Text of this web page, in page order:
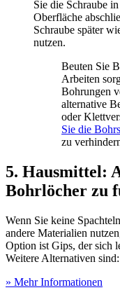
Sie die Schraube
Oberfläche
Schraube später
nutzen.
Beuten Sie
Arbeiten
Bohrungen
alternative
oder
Sie die
zu
5. Hausmittel:
Bohrlöcher zu
Wenn Sie keine
andere Materialien
Option ist Gips, der sich
Weitere Alternativen sind:
» Mehr Informationen